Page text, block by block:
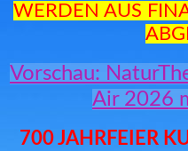
WERDEN AUS
Vorschau:
Air 2026
700 JAHRFEIER